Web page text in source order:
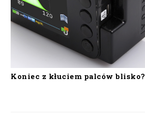
Koniec z kłuciem palców blisko?